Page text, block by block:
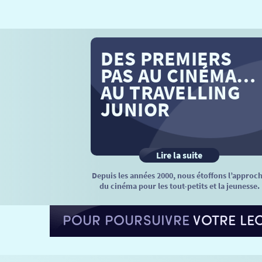
DES PREMIERS
PAS AU CINÉMA…
AU TRAVELLING
JUNIOR
Lire la suite
Depuis les années 2000, nous étoffons
du cinéma pour les tout-petits et la jeunesse.
POUR POURSUIVREVOTRE